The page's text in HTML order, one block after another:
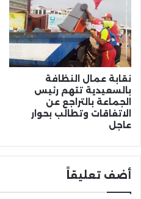
نقابة عمال النظافة
بالسعيدية تتهم رئيس
الجماعة بالتراجع عن
الاتفاقات وتطالب بحوار
عاجل
أضف تعليقاً